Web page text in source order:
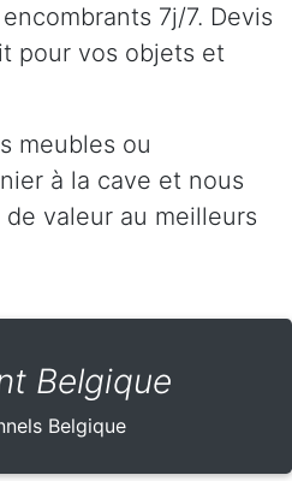
7j/7. Devis
pour vos objets et
meubles ou
à la cave et nous
valeur au meilleurs
Belgique
Belgique